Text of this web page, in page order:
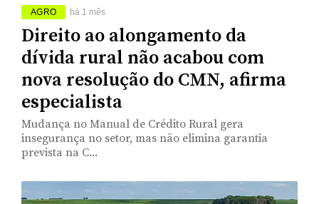
AGRO há 1 mês
Direito ao alongamento da
dívida rural não acabou com
nova resolução do CMN, afirma
especialista
Mudança no Manual de Crédito Rural gera
insegurança no setor, mas não elimina garantia
prevista na C...